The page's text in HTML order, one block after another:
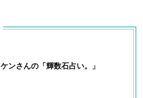
ケンさんの「輝数石占い。」